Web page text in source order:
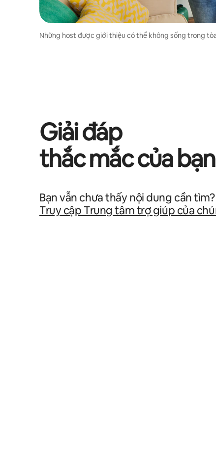
Những host được giới thiệu có thể không sống trong
Giải đáp
thắc mắc của bạn
Bạn vẫn chưa thấy nội dung cần tìm?
Truy cập Trung tâm trợ giúp của